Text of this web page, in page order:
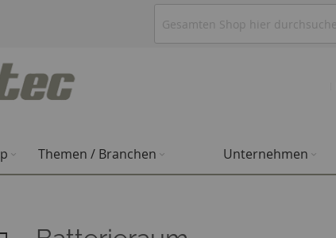
Themen / Branchen Unternehmen